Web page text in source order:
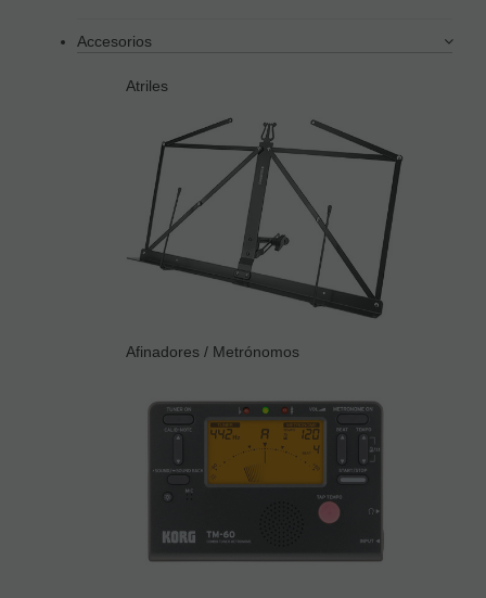
Accesorios
Atriles
Afinadores / Metrónomos